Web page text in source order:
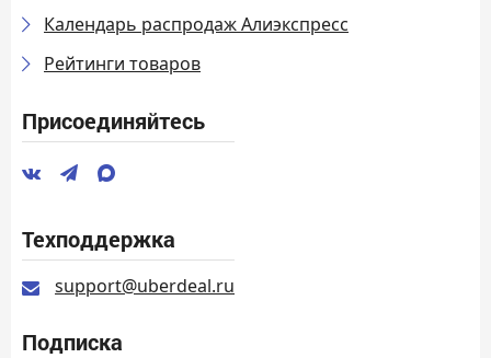
Календарь распродаж Алиэкспресс
Рейтинги товаров
Присоединяйтесь
Техподдержка
support@uberdeal.ru
Подписка